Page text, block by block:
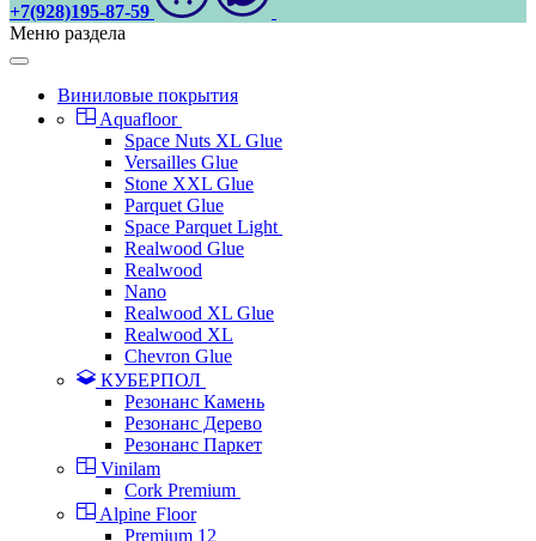
+7(928)195-87-59
Меню раздела
Виниловые покрытия
Aquafloor
Space Nuts XL Glue
Versailles Glue
Stone XXL Glue
Parquet Glue
Space Parquet Light
Realwood Glue
Realwood
Nano
Realwood XL Glue
Realwood XL
Chevron Glue
КУБЕРПОЛ
Резонанс Камень
Резонанс Дерево
Резонанс Паркет
Vinilam
Cork Premium
Alpine Floor
Premium 12